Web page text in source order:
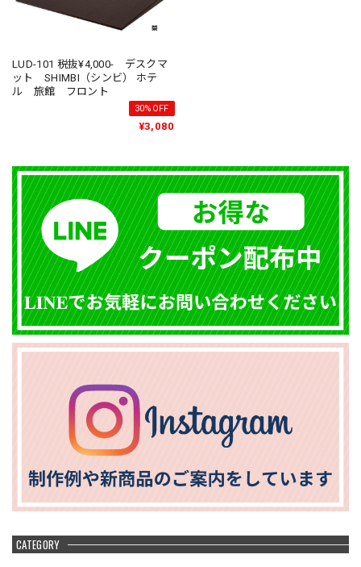
CATEGORY
LUD-101 税抜¥4,000- デスクマ
ット SHIMBI（シンビ） ホテ
ル 旅館 フロント
30%OFF
¥3,080